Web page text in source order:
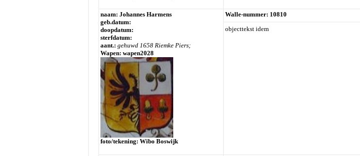
naam: Johannes Harmens
geb.datum:
doopdatum:
sterfdatum:
aant.: gehuwd 1658 Riemke Piers;
Wapen: wapen2028
foto/tekening: Wibo Boswijk
Walle-nummer: 10810
objecttekst idem